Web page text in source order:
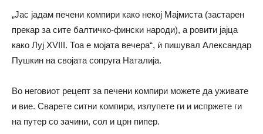
„Јас јадам печени компири како некој Мајмиста (застарен
прекар за сите балтичко-фински народи), а ровити јајца
како Луј XVIII. Тоа е мојата вечера“, ѝ пишувал Александар
Пушкин на својата сопруга Наталија.
Во неговиот рецепт за печени компири можете да уживате
и вие. Сварете ситни компири, излупете ги и испржете ги
на путер со зачини, сол и црн пипер.